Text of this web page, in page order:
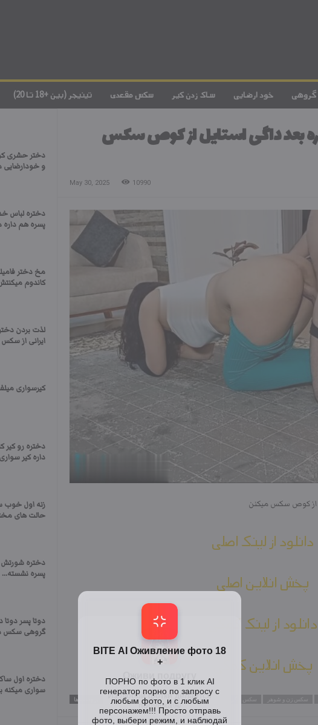
تینیجر (بین +18 تا 20) سکس مقعدی ساک زدن کیر خود ارضایی
بعد داگی استایل از کوص سکس
May 30, 2025 10990
از کوص سکس میکنن
دانلود از لینک اصلی
پخش انلاین اصلی
دانلود از لینک کمکی
پخش انلاین کمکی
برچسب ها سایت فیلم های سکسی سکس داگی
دختر حشری
و خودارضایی
دختره لباس
پسره هم
مخ دختر
کاندوم
لذت بردن
ایرانی از
کیرسواری
دختره رو کیر
داره کیر
زنه اول خوب
حالت های
دختره شورتش
پسره نشسته...
دوتا پسر
گروهی سکس
دختره اول
سواری میکنه